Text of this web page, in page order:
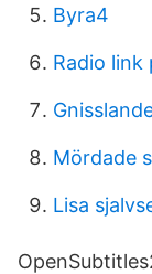
Byra4
Radio link
Mördade
Lisa